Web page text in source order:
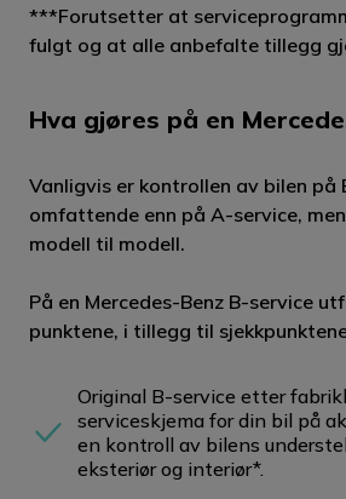
***Forutsetter at
fulgt og at alle anbefalte tillegg
Hva gjøres på en
Vanligvis er kontrollen av bilen på
omfattende enn på A-service,
modell til modell.
På en Mercedes-Benz B-service
punktene, i tillegg til
Original B-service etter
serviceskjema for din bil på
en kontroll av bilens
eksteriør og interiør*.